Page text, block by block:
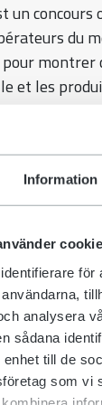
Information
för
analysera
sådana
till de
som vi
un
du
montrer
et les
Steve
vainqueur
cette année.
Je
sommet et
reçu un
Liebherr
mes amis